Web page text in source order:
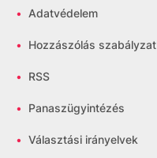
• Adatvédelem
• Hozzászólás szabályzat
• RSS
• Panaszügyintézés
• Választási irányelvek